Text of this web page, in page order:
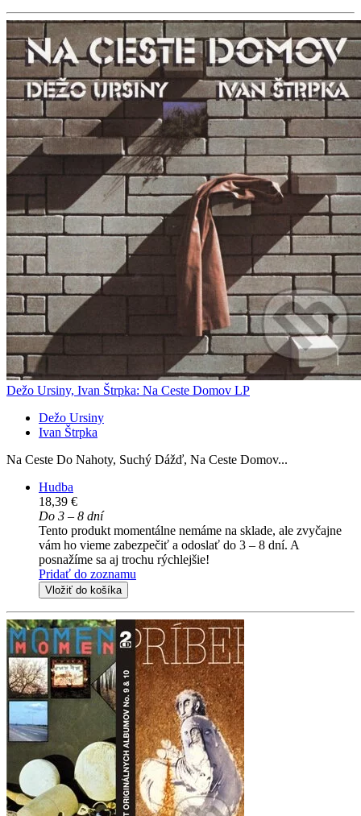
Dežo Ursiny, Ivan Štrpka: Na Ceste Domov LP
Dežo Ursiny
Ivan Štrpka
Na Ceste Do Nahoty, Suchý Dážď, Na Ceste Domov...
Hudba
18,39 €
Do 3 – 8 dní
Tento produkt momentálne nemáme na sklade, ale zvyčajne
vám ho vieme zabezpečiť a odoslať do 3 – 8 dní. A
posnažíme sa aj trochu rýchlejšie!
Pridať do zoznamu
Vložiť do košíka